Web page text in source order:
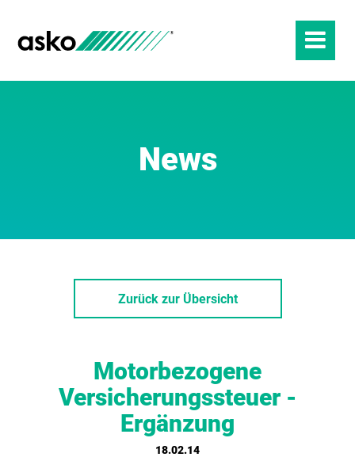
News
Zurück zur Übersicht
Motorbezogene
Versicherungssteuer -
Ergänzung
18.02.14